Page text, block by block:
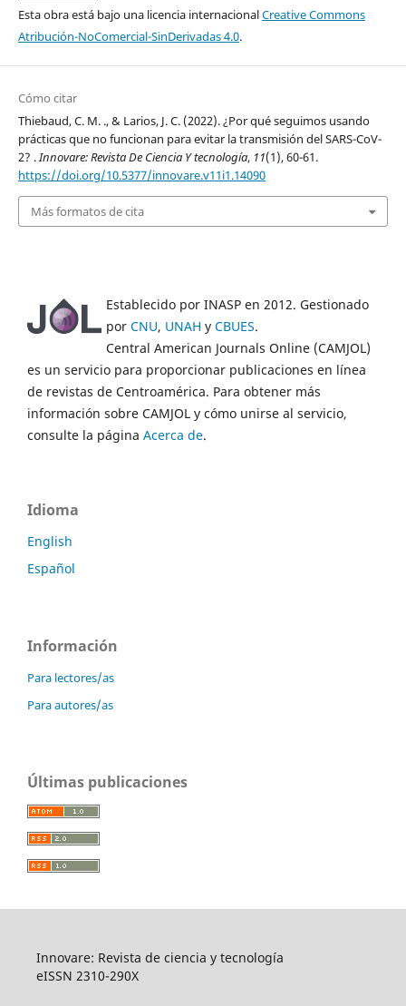
Esta obra está bajo una licencia internacionalCreative Commons
Atribución-NoComercial-SinDerivadas 4.0.
Cómo citar
Thiebaud, C. M. ., & Larios, J. C. (2022). ¿Por qué seguimos usando
prácticas que no funcionan para evitar la transmisión del SARS-CoV-
2? .Innovare: Revista De Ciencia Y tecnología, 11(1), 60-61.
https://doi.org/10.5377/innovare.v11i1.14090
Más formatos de cita
Establecido por INASP en 2012. Gestionado
por CNU, UNAH y CBUES.
Central American Journals Online (CAMJOL)
es un servicio para proporcionar publicaciones en línea
de revistas de Centroamérica. Para obtener más
información sobre CAMJOL y cómo unirse al servicio,
consulte la página Acerca de.
Idioma
English
Español
Información
Para lectores/as
Para autores/as
Últimas publicaciones
Innovare: Revista de ciencia y tecnología
eISSN 2310-290X